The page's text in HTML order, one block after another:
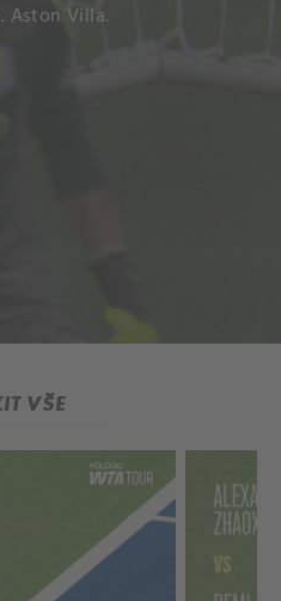
Aston Villa.
VŠE